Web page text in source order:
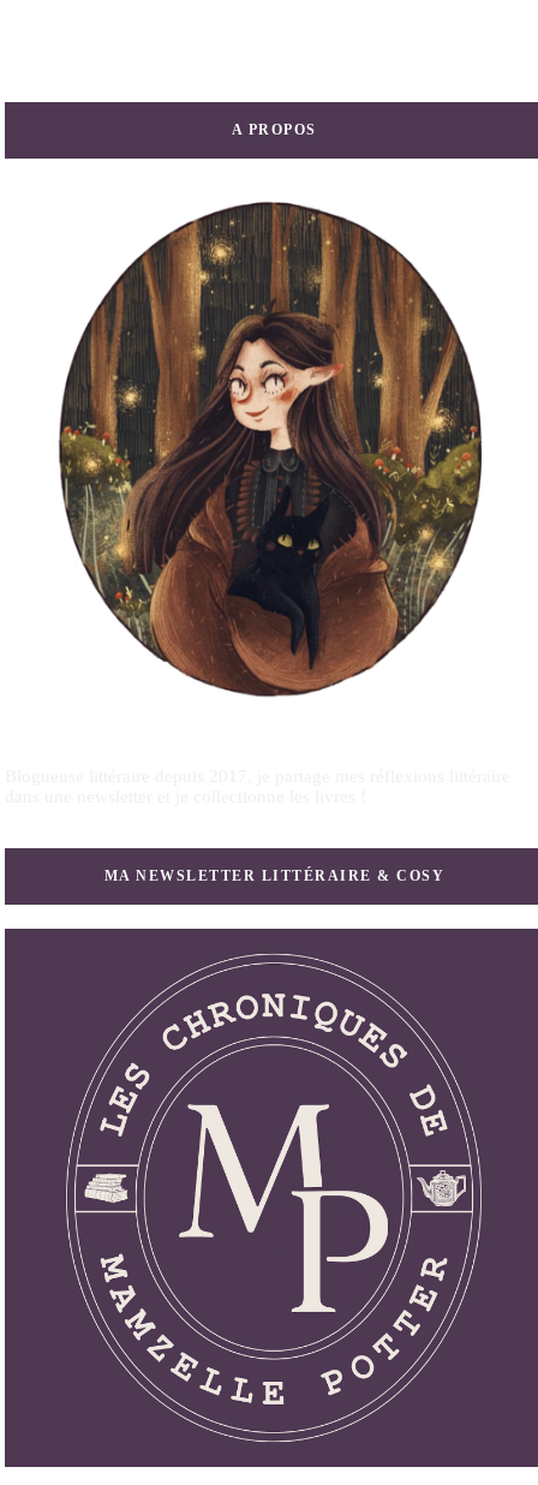
A PROPOS
MA NEWSLETTER LITTÉRAIRE & COSY